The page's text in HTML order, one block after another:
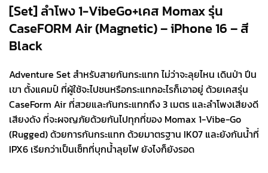
[Set] ลำโพง 1-VibeGo+เคส Momax รุ่น
CaseFORM Air (Magnetic) – iPhone 16 – สี
Black
Adventure Set สำหรับสายกันกระแทก ไม่ว่าจะลุยไหน เดินป่า ปีน
เขา ตั้งแคมป์ ที่ผู้ใช้จะไปชนหรือกระแทกอะไรก็เอาอยู่ ด้วยเคสรุ่น
CaseForm Air ที่สวยและกันกระแทกถึง 3 เมตร และลำโพงเสียงดี
เสียงดัง ที่จะผจญภัยด้วยกันไปทุกที่ของ Momax 1-Vibe-Go
(Rugged) ด้วยการกันกระแทก ด้วยมาตรฐาน IK07 และยังกันน้ำที่
IPX6 เรียกว่าเป็นเซ็ทที่บุกน้ำลุยไฟ ยังไงก็ยังรอด